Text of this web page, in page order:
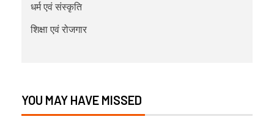
धर्म एवं संस्कृति
शिक्षा एवं रोजगार
YOU MAY HAVE MISSED